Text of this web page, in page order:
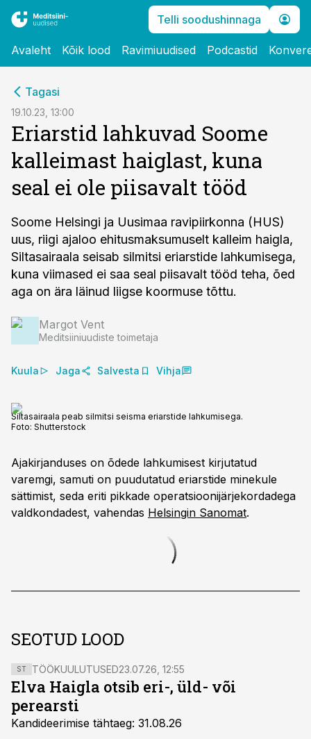
Telli soodushinnaga
Avaleht Kõik lood Ravimiuudised Podcastid
Tagasi
19.10.23, 13:00
Eriarstid lahkuvad Soome
kalleimast haiglast, kuna
seal ei ole piisavalt tööd
Soome Helsingi ja Uusimaa ravipiirkonna (HUS)
uus, riigi ajaloo ehitusmaksumuselt kalleim haigla,
Siltasairaala seisab silmitsi eriarstide lahkumisega,
kuna viimased ei saa seal piisavalt tööd teha, õed
aga on ära läinud liigse koormuse tõttu.
Margot Vent
Meditsiiniuudiste toimetaja
Kuula Jaga Salvesta Vihja
Siltasairaala peab silmitsi seisma eriarstide lahkumisega.
Foto: Shutterstock
Ajakirjanduses on õdede lahkumisest kirjutatud
varemgi, samuti on puudutatud eriarstide minekule
sättimist, seda eriti pikkade operatsioonijärjekordadega
valdkondadest, vahendas Helsingin Sanomat.
SEOTUD LOOD
ST TÖÖKUULUTUSED23.07.26, 12:55
Elva Haigla otsib eri-, üld- või
perearsti
Kandideerimise tähtaeg: 31.08.26